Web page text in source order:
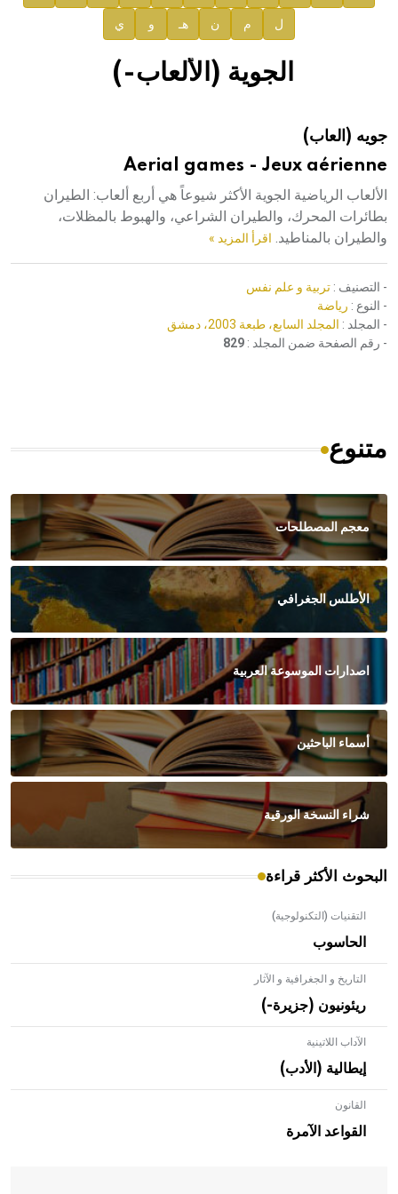
صدور المجلد الثامن عشر من الموسوعة الطبية
هيئة الموسوعة العربية تطلق موسوعات جديدة في عام 2026
ل م ن هـ و ي
الجوية (الألعاب-)
جويه (العاب)
Aerial games - Jeux aérienne
الألعاب الرياضية الجوية الأكثر شيوعاً هي أربع ألعاب: الطيران
بطائرات المحرك، والطيران الشراعي، والهبوط بالمظلات،
والطيران بالمناطيد. اقرأ المزيد »
- التصنيف : تربية و علم نفس
- النوع : رياضة
- المجلد : المجلد السابع، طبعة 2003، دمشق
- رقم الصفحة ضمن المجلد : 829
متنوع
معجم المصطلحات
الأطلس الجغرافي
اصدارات الموسوعة العربية
أسماء الباحثين
شراء النسخة الورقية
البحوث الأكثر قراءة
التقنيات (التكنولوجية)
الحاسوب
التاريخ و الجغرافية و الآثار
ريئونيون (جزيرة-)
الآداب اللاتينية
إيطالية (الأدب)
القانون
القواعد الآمرة
- هل تعلم أن الأبلق نوع من الفنون الهندسية التي ارتبطت
بالعمارة الإسلامية في بلاد الشام ومصر خاصة، حيث يحرص
المعمار على بناء مداميكه وخاصة في الواجهات